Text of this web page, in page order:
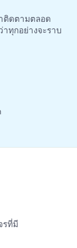
ติดตามตลอด
ทุกอย่างจะราบ
รที่มี